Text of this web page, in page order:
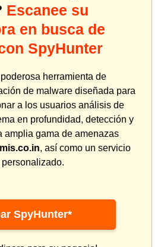
Escanee su
en busca de
SpyHunter
herramienta de
de malware diseñada para
a los usuarios análisis de
en profundidad, detección y
amplia gama de amenazas
, así como un servicio
SpyHunter*